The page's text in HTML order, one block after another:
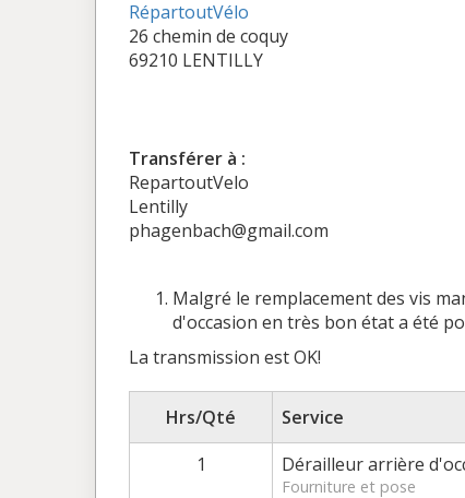
RépartoutVélo
26 chemin de coquy
69210 LENTILLY
Transférer à :
RepartoutVelo
Lentilly
phagenbach@gmail.com
Malgré le remplacement des vis
d'occasion en très bon état a été
La transmission est OK!
Hrs/Qté Service
1
Dérailleur arrière
Fourniture et pose